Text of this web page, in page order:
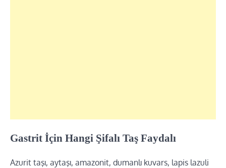
Gastrit İçin Hangi Şifalı Taş Faydalı
Azurit taşı, aytaşı, amazonit, dumanlı kuvars, lapis lazuli